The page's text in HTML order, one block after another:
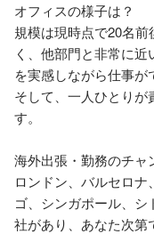
オフィスの様子は？
規模は現時点で20名
く、他部門と非常に
を実感しながら仕事が
そして、一人ひとりが
す。
海外出張・勤務のチャ
ロンドン、バルセロ
ゴ、シンガポール、
社があり、あなた次第